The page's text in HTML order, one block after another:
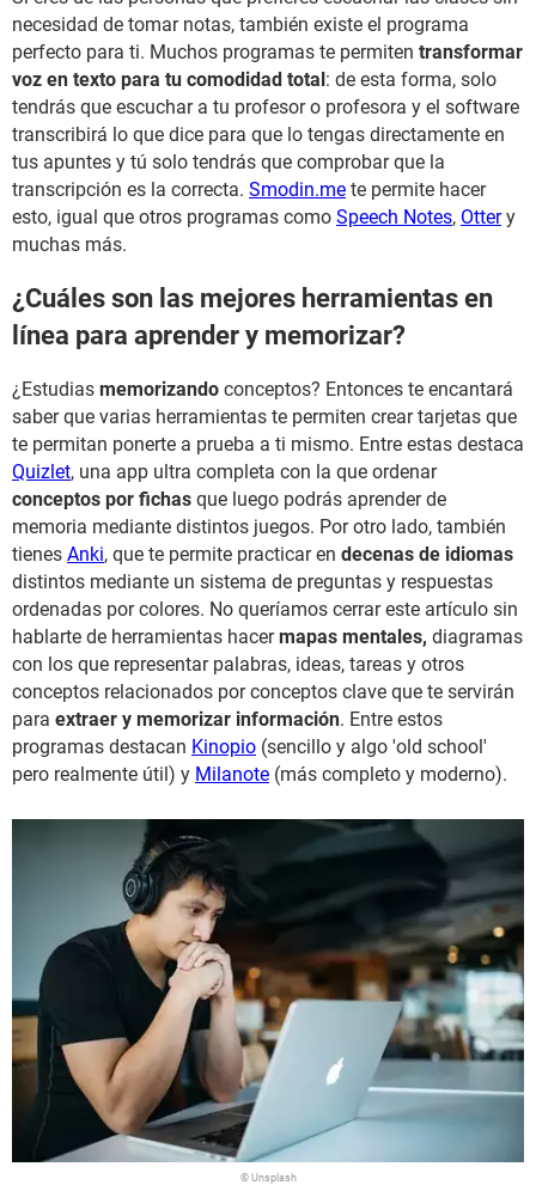
necesidad de tomar notas, también existe el programa
perfecto para ti. Muchos programas te permiten transformar
voz en texto para tu comodidad total: de esta forma, solo
tendrás que escuchar a tu profesor o profesora y el software
transcribirá lo que dice para que lo tengas directamente en
tus apuntes y tú solo tendrás que comprobar que la
transcripción es la correcta. Smodin.me te permite hacer
esto, igual que otros programas como Speech Notes, Ottery
muchas más.
¿Cuáles son las mejores herramientas en
línea para aprender y memorizar?
¿Estudias memorizando conceptos? Entonces te encantará
saber que varias herramientas te permiten crear tarjetas que
te permitan ponerte a prueba a ti mismo. Entre estas destaca
Quizlet, una app ultra completa con la que ordenar
conceptos por fichas que luego podrás aprender de
memoria mediante distintos juegos. Por otro lado, también
tienes Anki, que te permite practicar en decenas de idiomas
distintos mediante un sistema de preguntas y respuestas
ordenadas por colores. No queríamos cerrar este artículo sin
hablarte de herramientas hacermapas mentales, diagramas
con los que representar palabras, ideas, tareas y otros
conceptos relacionados por conceptos clave que te servirán
para extraer y memorizar información. Entre estos
programas destacan Kinopio (sencillo y algo 'old school'
pero realmente útil) y Milanote (más completo y moderno).
© Unsplash